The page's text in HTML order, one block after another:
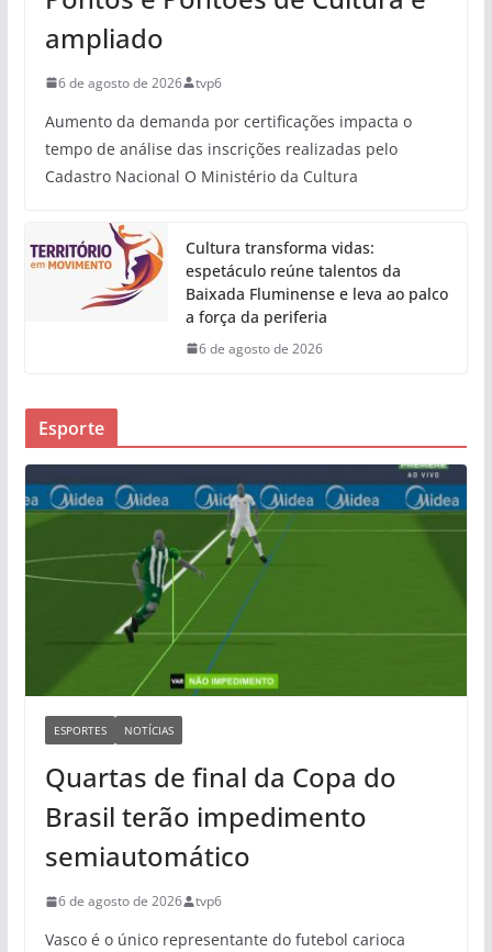
ampliado
6 de agosto de 2026 tvp6
Aumento da demanda por certificações impacta o
tempo de análise das inscrições realizadas pelo
Cadastro Nacional O Ministério da Cultura
Cultura transforma vidas:
espetáculo reúne talentos da
Baixada Fluminense e leva ao palco
a força da periferia
6 de agosto de 2026
Esporte
ESPORTES NOTÍCIAS
Quartas de final da Copa do
Brasil terão impedimento
semiautomático
6 de agosto de 2026 tvp6
Vasco é o único representante do futebol carioca